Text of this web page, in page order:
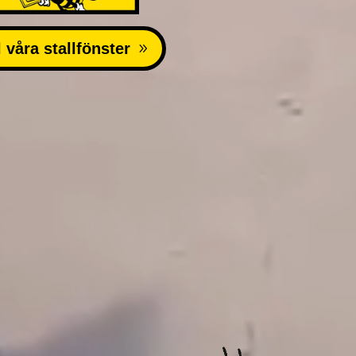
våra stallfönster